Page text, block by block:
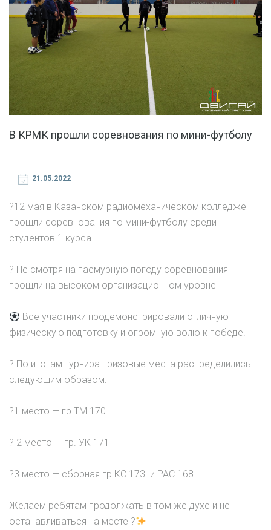
В КРМК прошли соревнования по мини-футболу
21.05.2022
?12 мая в Казанском радиомеханическом колледже
прошли соревнования по мини-футболу среди
студентов 1 курса
? Не смотря на пасмурную погоду соревнования
прошли на высоком организационном уровне
Все участники продемонстрировали отличную
физическую подготовку и огромную волю к победе!
? По итогам турнира призовые места распределились
следующим образом:
?1 место — гр.ТМ 170
? 2 место — гр. УК 171
?3 место — сборная гр.КС 173 и РАС 168
Желаем ребятам продолжать в том же духе и не
останавливаться на месте ?